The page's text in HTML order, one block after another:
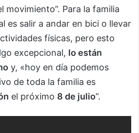
movimiento”. Para la familia
es salir a andar en bici o llevar
físicas, pero esto
excepcional, lo están
y, «hoy en día podemos
de toda la familia es
el próximo 8 de julio”.